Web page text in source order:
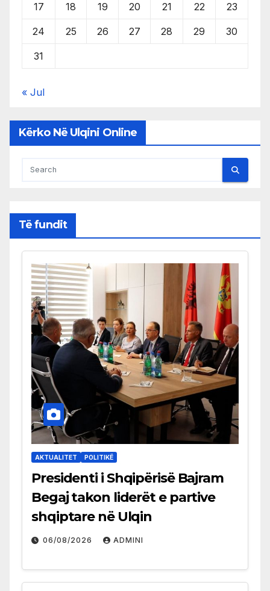
17 18 19 20 21 22 23
24 25 26 27 28 29 30
31
« Jul
Kërko Në Ulqini Online
Të fundit
AKTUALITET POLITIKË
Presidenti i Shqipërisë Bajram
Begaj takon liderët e partive
shqiptare në Ulqin
06/08/2026 ADMINI